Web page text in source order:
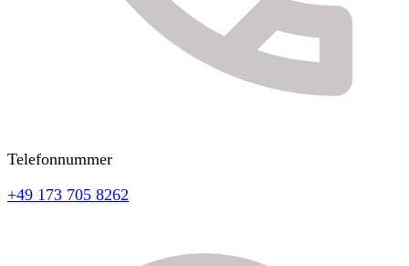
Telefonnummer
+49 173 705 8262